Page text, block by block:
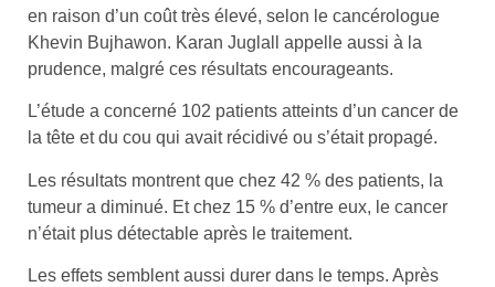
en raison d’un coût très élevé, selon le cancérologue
Khevin Bujhawon. Karan Juglall appelle aussi à la
prudence, malgré ces résultats encourageants.
L’étude a concerné 102 patients atteints d’un cancer de
la tête et du cou qui avait récidivé ou s’était propagé.
Les résultats montrent que chez 42 % des patients, la
tumeur a diminué. Et chez 15 % d’entre eux, le cancer
n’était plus détectable après le traitement.
Les effets semblent aussi durer dans le temps. Après